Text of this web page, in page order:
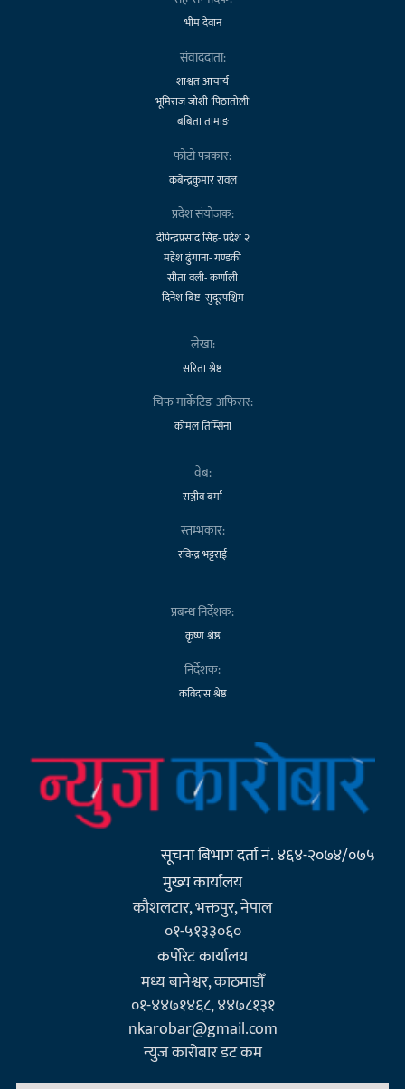
भीम देवान
संवाददाता:
शाश्वत आचार्य
भूमिराज जोशी 'पिठातोली'
बबिता तामाङ
फोटो पत्रकार:
कबेन्द्रकुमार रावल
प्रदेश संयोजक:
दीपेन्द्रप्रसाद सिंह- प्रदेश २
महेश ढुंगाना- गण्डकी
सीता वली- कर्णाली
दिनेश बिष्ट- सुदूरपश्चिम
लेखा:
सरिता श्रेष्ठ
चिफ मार्केटिङ अफिसर:
कोमल तिम्सिना
वेब:
सञ्जीव बर्मा
स्तम्भकार:
रविन्द्र भट्टराई
प्रबन्ध निर्देशक:
कृष्ण श्रेष्ठ
निर्देशक:
कविदास श्रेष्ठ
सूचना बिभाग दर्ता नं. ४६४-२०७४/०७५
मुख्य कार्यालय
कौशलटार, भक्तपुर, नेपाल
०१-५१३३०६०
कर्पाेरेट कार्यालय
मध्य बानेश्वर, काठमाडौँ
०१-४४७१४६८, ४४७८१३१
nkarobar@gmail.com
न्युज कारोबार डट कम